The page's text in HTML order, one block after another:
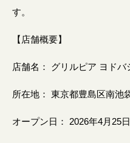
す。
【店舗概要】
店舗名： グリルピア ヨドバ
所在地： 東京都豊島区南池
オープン日： 2026年4月25日